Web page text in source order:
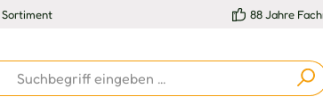
88 Jahre